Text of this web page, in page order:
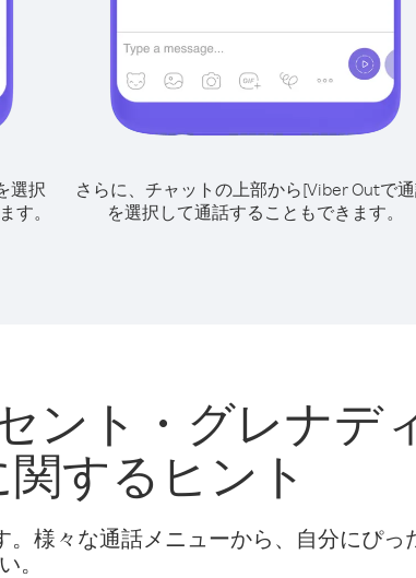
選択
す。
さらに、チャットの上部から[Viber Outで
を選択して通話することもできます。
ント・グレナデ
するヒント
様々な通話メニューから、自分にぴっ
。